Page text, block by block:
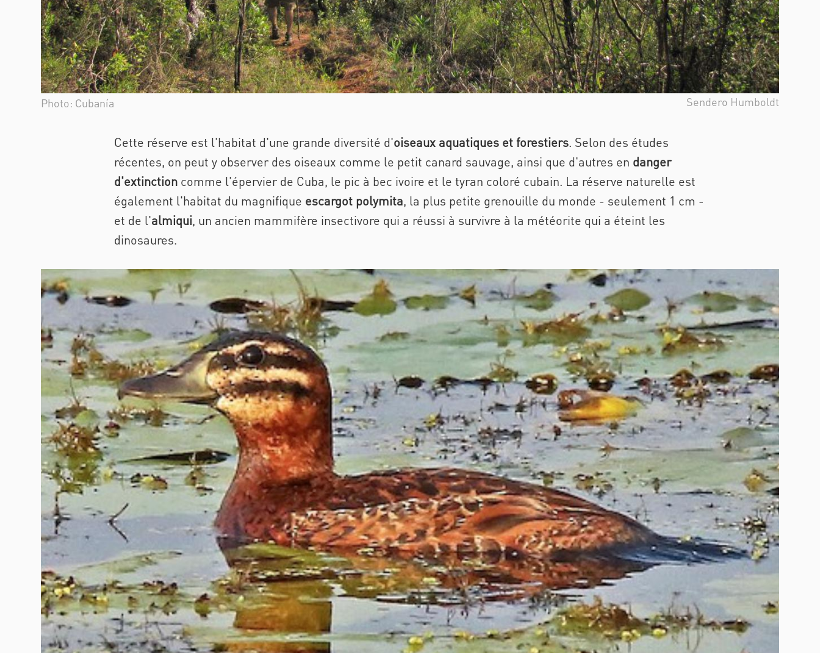
Photo: Cubanía Sendero Humboldt
Cette réserve est l'habitat d'une grande diversité d'oiseaux aquatiques et forestiers. Selon des études
récentes, on peut y observer des oiseaux comme le petit canard sauvage, ainsi que d'autres en danger
d'extinction comme l'épervier de Cuba, le pic à bec ivoire et le tyran coloré cubain. La réserve naturelle est
également l'habitat du magnifique escargot polymita, la plus petite grenouille du monde - seulement 1 cm -
et de l'almiqui, un ancien mammifère insectivore qui a réussi à survivre à la météorite qui a éteint les
dinosaures.